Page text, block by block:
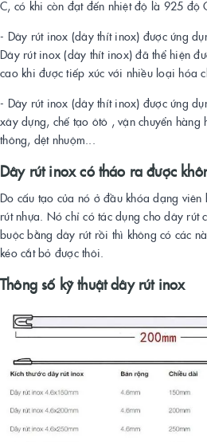
C, có khi còn đạt đến nhiệt độ là 925 độ
- Dây rút inox (dây thít inox) được ứng
Dây rút inox (dây thít inox) đã thể hiện
cao khi được tiếp xúc với nhiều loại hóa
- Dây rút inox (dây thít inox) được ứng
xây dựng, chế tạo ôtô , vận chuyển hàng
thông, dệt nhuộm...
Dây rút inox có tháo ra được
Do cấu tạo của nó ở đầu khóa dạng
rút nhựa. Nó chỉ có tác dụng cho dây rút
buộc bằng dây rút rồi thì không có các
kéo cắt bỏ được thôi.
Thông số kỹ thuật dây rút inox